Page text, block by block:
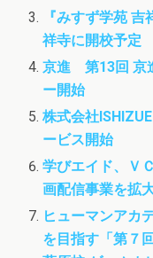
『みすず学苑
祥寺に開校予定
京進 第13回 京
ー開始
株式会社
ービス開始
学びエイド、Ｖ
画配信事業を拡
ヒューマンアカ
を目指す「第７